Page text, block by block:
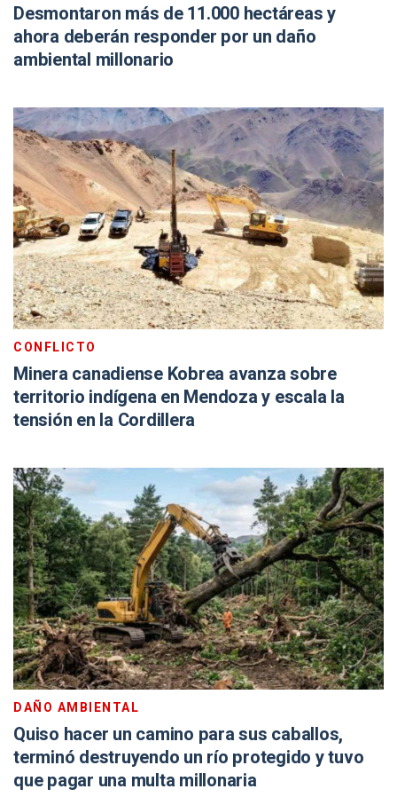
Desmontaron más de 11.000 hectáreas y
ahora deberán responder por un daño
ambiental millonario
CONFLICTO
Minera canadiense Kobrea avanza sobre
territorio indígena en Mendoza y escala la
tensión en la Cordillera
DAÑO AMBIENTAL
Quiso hacer un camino para sus caballos,
terminó destruyendo un río protegido y tuvo
que pagar una multa millonaria